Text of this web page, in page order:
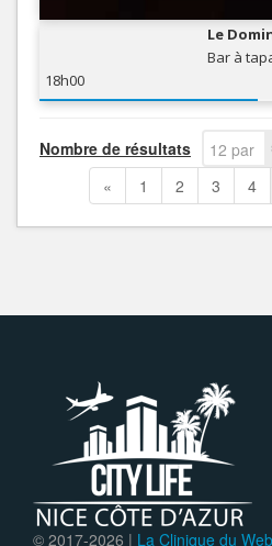
Le
Bar à
18h00
Nombre de résultats
12 par
page
« 1 2 3 4
© 2017-2026 | La Clinique du Web